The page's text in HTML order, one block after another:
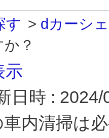
す > dカーシ
？
示
日時 : 2024/
内清掃は